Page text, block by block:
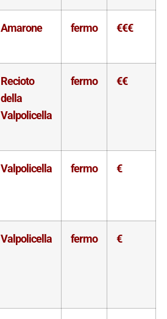
Amarone fermo €€€
Recioto
della
Valpolicella
fermo €€
Valpolicella fermo €
Valpolicella fermo €